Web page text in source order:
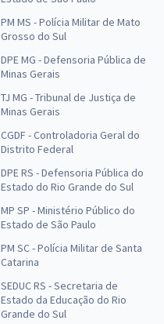
PM MS - Polícia Militar de Mato
Grosso do Sul
DPE MG - Defensoria Pública de
Minas Gerais
TJ MG - Tribunal de Justiça de
Minas Gerais
CGDF - Controladoria Geral do
Distrito Federal
DPE RS - Defensoria Pública do
Estado do Rio Grande do Sul
MP SP - Ministério Público do
Estado de São Paulo
PM SC - Polícia Militar de Santa
Catarina
SEDUC RS - Secretaria de
Estado da Educação do Rio
Grande do Sul